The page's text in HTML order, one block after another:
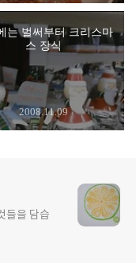
는 벌써부터 크리스마
스 장식
2008.11.09
들을 담습